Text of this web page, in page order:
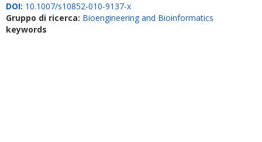
DOI: 10.1007/s10852-010-9137-x
Gruppo di ricerca: Bioengineering and Bioinformatics
keywords